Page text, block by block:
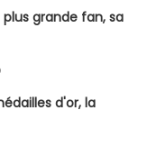
grande fan, sa
d'or, la